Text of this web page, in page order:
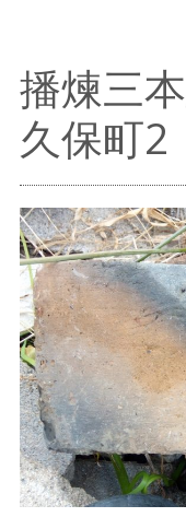
播煉三
久保町2